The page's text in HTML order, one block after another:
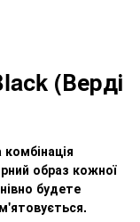
(Верді
образ кожної
будете